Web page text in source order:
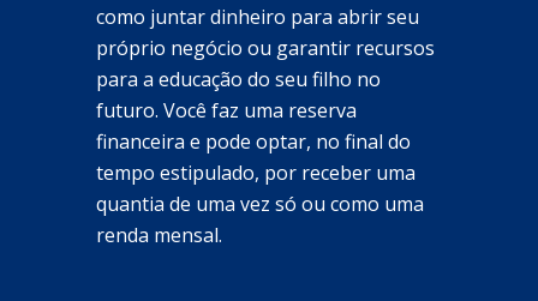
como juntar dinheiro para abrir seu
próprio negócio ou garantir recursos
para a educação do seu filho no
futuro. Você faz uma reserva
financeira e pode optar, no final do
tempo estipulado, por receber uma
quantia de uma vez só ou como uma
renda mensal.